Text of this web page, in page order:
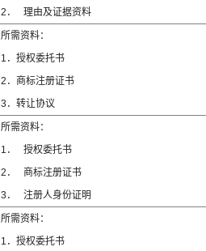
2． 理由及证据资料
所需资料：
1．授权委托书
2．商标注册证书
3．转让协议
所需资料：
1． 授权委托书
2． 商标注册证书
3． 注册人身份证明
所需资料：
1．授权委托书